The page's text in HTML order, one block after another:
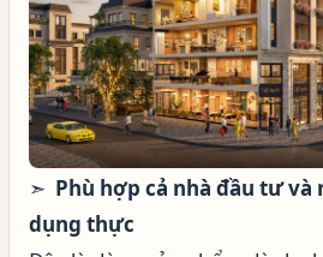
➣ Phù hợp cả nhà đầu tư
dụng thực